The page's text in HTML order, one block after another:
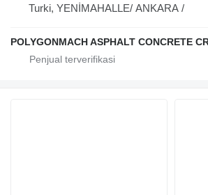
Turki, YENİMAHALLE/ ANKARA /